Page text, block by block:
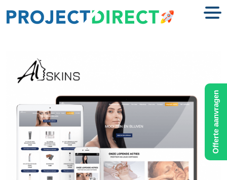
Offerte aanvragen